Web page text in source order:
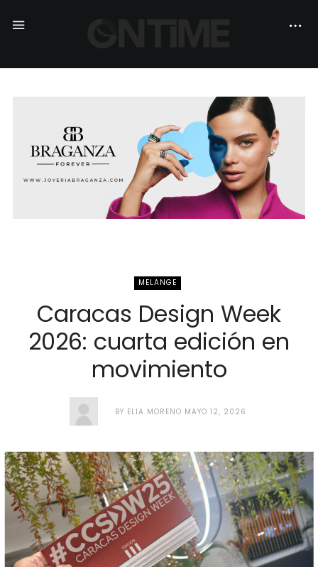
MELANGE
Caracas Design Week
2026: cuarta edición en
movimiento
BY ELIA MORENO MAYO 12, 2026